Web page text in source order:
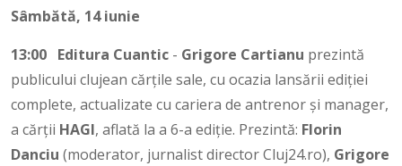
Sâmbătă, 14 iunie
13:00 Editura Cuantic - Grigore Cartianu prezintă
publicului clujean cărțile sale, cu ocazia lansării ediției
complete, actualizate cu cariera de antrenor și manager,
a cărții HAGI, aflată la a 6-a ediție. Prezintă: Florin
Danciu (moderator, jurnalist director Cluj24.ro), Grigore